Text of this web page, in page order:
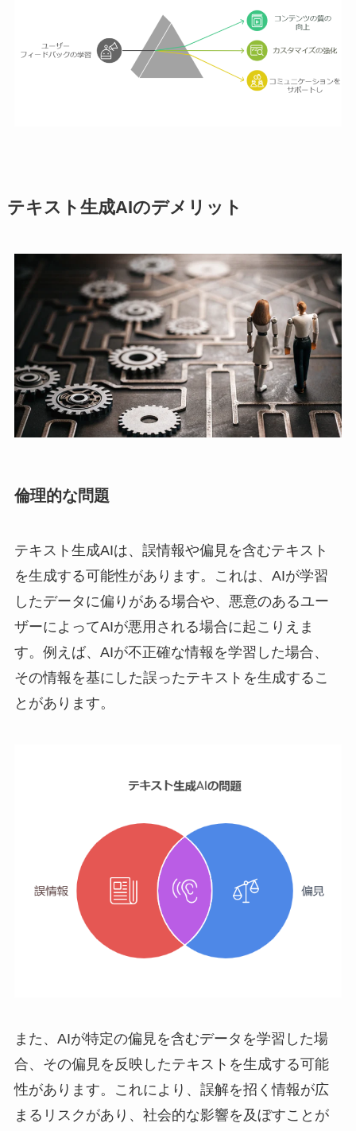
テキスト生成AIのデメリット
倫理的な問題
テキスト生成AIは、誤情報や偏見を含むテキスト
を生成する可能性があります。これは、AIが学習
したデータに偏りがある場合や、悪意のあるユー
ザーによってAIが悪用される場合に起こりえま
す。例えば、AIが不正確な情報を学習した場合、
その情報を基にした誤ったテキストを生成するこ
とがあります。
また、AIが特定の偏見を含むデータを学習した場
合、その偏見を反映したテキストを生成する可能
性があります。これにより、誤解を招く情報が広
まるリスクがあり、社会的な影響を及ぼすことが